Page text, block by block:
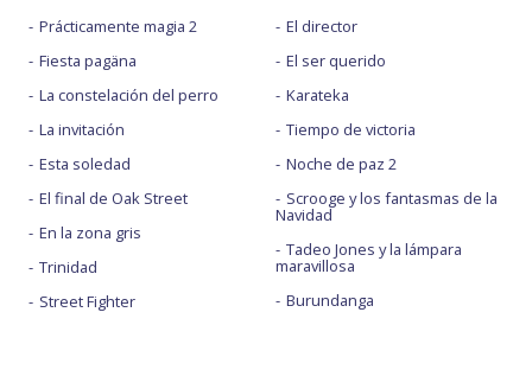
Prácticamente magia 2
Fiesta pagäna
La constelación del perro
La invitación
Esta soledad
El final de Oak Street
En la zona gris
Trinidad
Street Fighter
El director
El ser querido
Karateka
Tiempo de victoria
Noche de paz 2
Scrooge y los fantasmas de la
Navidad
Tadeo Jones y la lámpara
maravillosa
Burundanga